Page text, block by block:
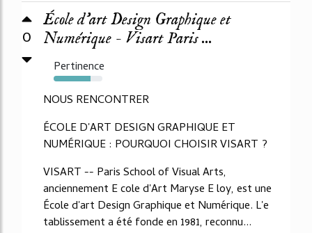
0
École d'art Design Graphique et
Numérique - Visart Paris ...
Pertinence
75%
NOUS RENCONTRER
ÉCOLE D'ART DESIGN GRAPHIQUE ET
NUMÉRIQUE : POURQUOI CHOISIR VISART ?
VISART -- Paris School of Visual Arts,
anciennement E cole d'Art Maryse E loy, est une
École d'art Design Graphique et Numérique. L'e
tablissement a été fonde en 1981, reconnu...